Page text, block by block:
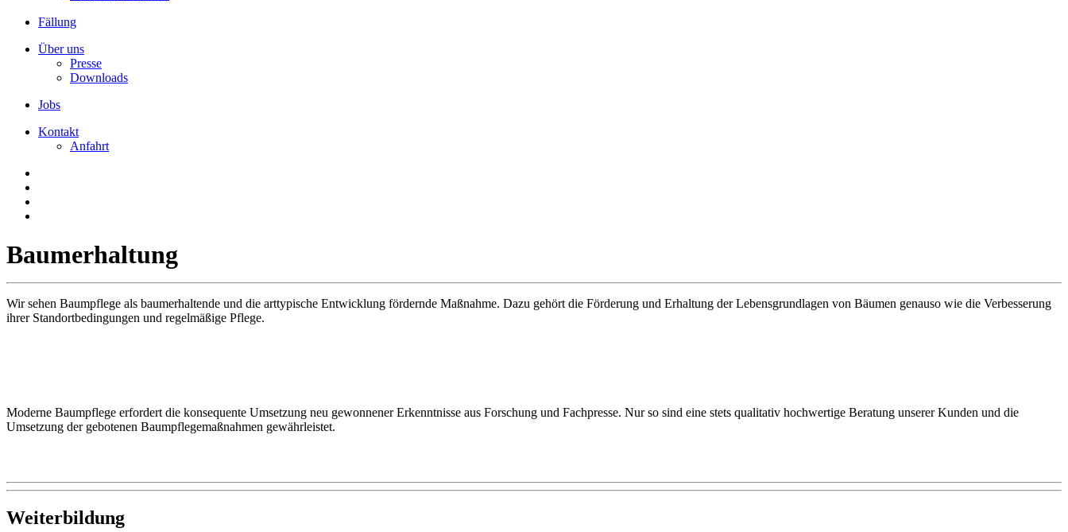
Fällung
Über uns
Presse
Downloads
Jobs
Kontakt
Anfahrt
Baumerhaltung
Wir sehen Baumpflege als baumerhaltende und die arttypische Entwicklung fördernde Maßnahme. Dazu gehört die Förderung und Erhaltung der Lebensgrundlagen von Bäumen genauso wie die Verbesserung
ihrer Standortbedingungen und regelmäßige Pflege.
Moderne Baumpflege erfordert die konsequente Umsetzung neu gewonnener Erkenntnisse aus Forschung und Fachpresse. Nur so sind eine stets qualitativ hochwertige Beratung unserer Kunden und die
Umsetzung der gebotenen Baumpflegemaßnahmen gewährleistet.
Weiterbildung